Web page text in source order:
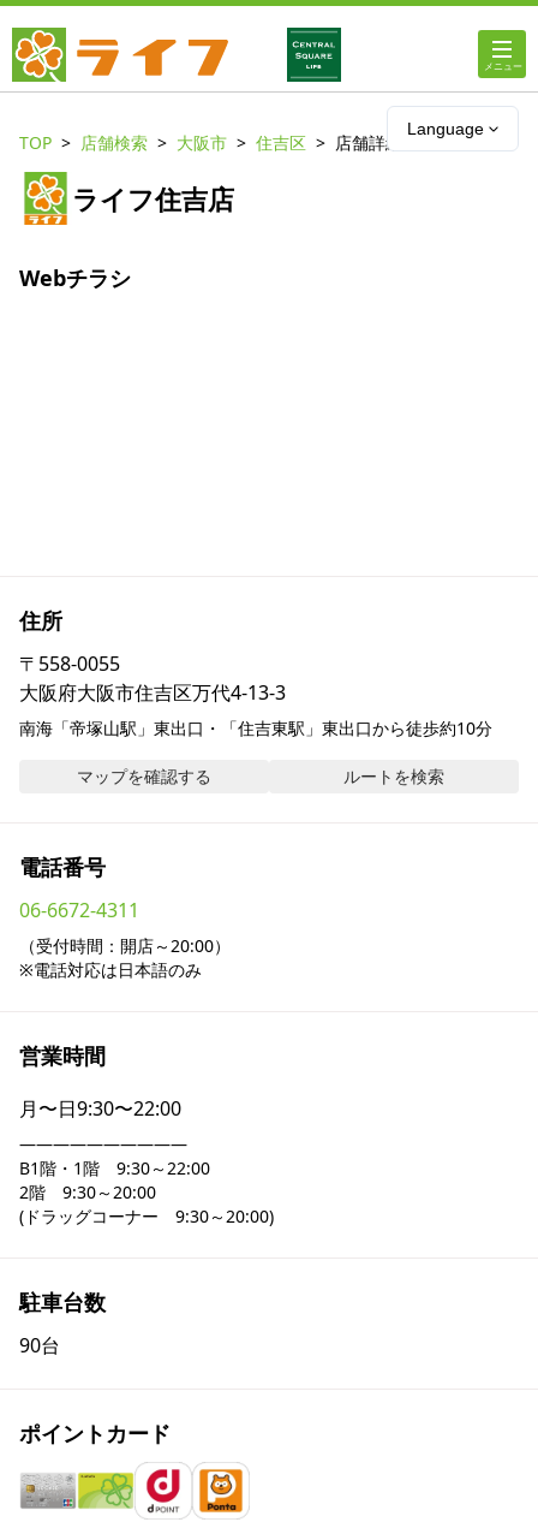
Language
店舗・チラシ情報
Contact us in English
TOP 店舗検索 大阪市 住吉区 店舗詳細
ライフ住吉店
Webチラシ
住所
〒 558-0055
大阪府大阪市住吉区万代4-13-3
南海「帝塚山駅」東出口・「住吉東駅」東出口から徒歩約10分
マップを確認する ルートを検索
電話番号
06-6672-4311
（受付時間：開店～20:00）
※電話対応は日本語のみ
営業時間
月〜日9:30〜22:00
――――――――――
B1階・1階　9:30～22:00
2階　9:30～20:00
駐車台数
90台
ポイントカード